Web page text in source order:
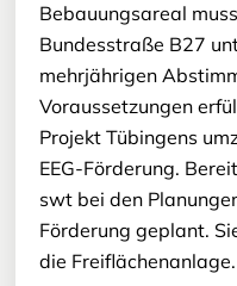
Bebauungsareal
Bundesstraße B27
mehrjährigen
Voraussetzungen
Projekt Tübingens
EEG-Förderung.
swt bei den
Förderung geplant.
die Freiflächenanlage.